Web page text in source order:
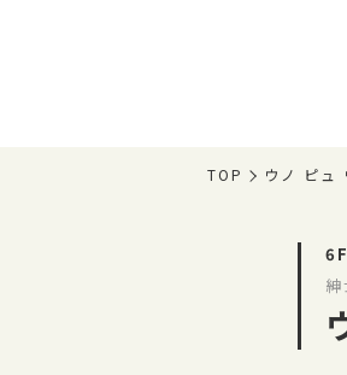
TOP ウノ ピュ
6F